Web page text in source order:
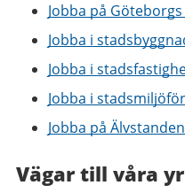
Jobba på
Jobba i
Jobba i
Jobba i
Jobba på
Vägar till våra